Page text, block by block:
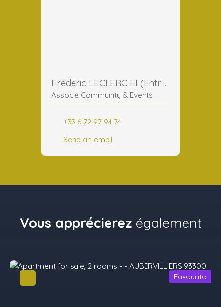
Frederic LECLERC EI (Entreprise Individuelle)
Associé Community & Events
+33 6 72 97 94 74
Send an email
Vous apprécierez également
Favourite